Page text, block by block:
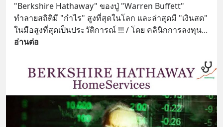
"Berkshire Hathaway" ของปู่ "Warren Buffett"
ทำลายสถิติมี "กำไร" สูงที่สุดในโลก และล่าสุดมี "เงินสด"
ในมือสูงที่สุดเป็นประวัติการณ์ !!! / โดย คลินิกการลงทุน
อ่านต่อ